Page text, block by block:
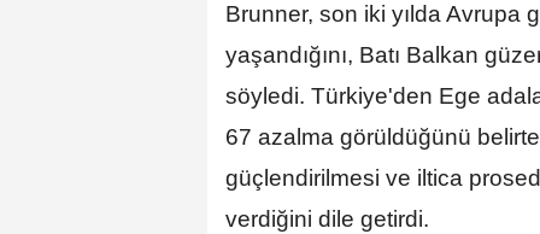
Brunner, son iki yılda
yaşandığını, Batı Balkan
söyledi. Türkiye'den Ege
67 azalma görüldüğünü
güçlendirilmesi ve iltica
verdiğini dile getirdi.